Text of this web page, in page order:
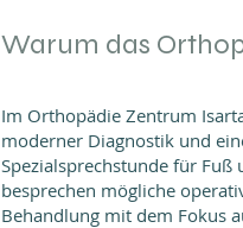
Warum das
Im Orthopädie Zentrum
moderner Diagnostik und
Spezialsprechstunde für
besprechen mögliche
Behandlung mit dem Fokus